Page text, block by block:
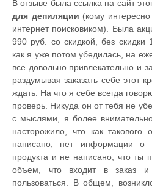
В отзыве была ссылка на сайт
для депиляции (кому
интернет поисковиком). Была
990 руб. со скидкой, без скидки
как я уже потом убедилась, на
все довольно привлекательно и
раздумывая заказать себе этот
ждать. На что я себе всегда
проверь. Никуда он от тебя не
с мыслями, я более
насторожило, что как
написано, нет информации о
продукта и не написано, что ты
объем, что входит в заказ
пользоваться. В общем,